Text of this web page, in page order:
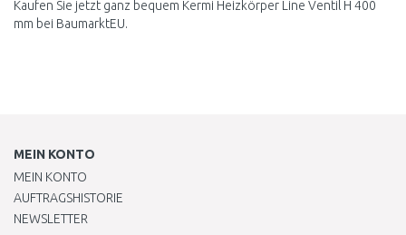
Kaufen Sie jetzt ganz bequem Kermi Heizkörper Line Ventil H 400
mm bei BaumarktEU.
MEIN KONTO
MEIN KONTO
AUFTRAGSHISTORIE
NEWSLETTER